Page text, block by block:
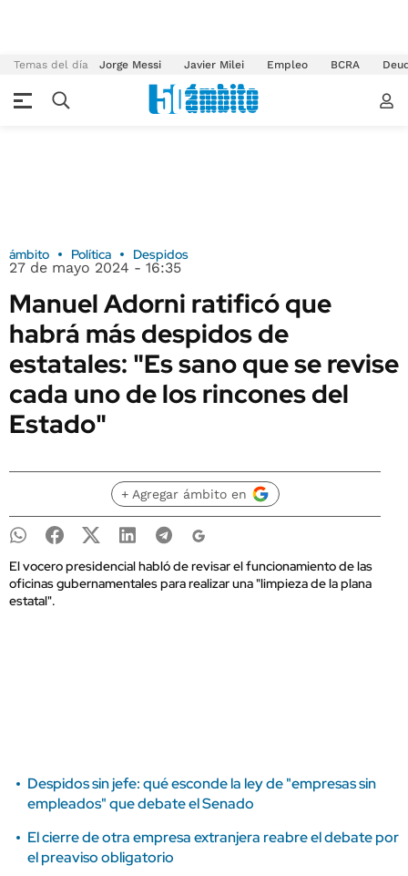
Temas del día Jorge Messi Javier Milei Empleo BCRA
ámbito Política Despidos
27 de mayo 2024 - 16:35
Manuel Adorni ratificó que
habrá más despidos de
estatales: "Es sano que se revise
cada uno de los rincones del
Estado"
+ Agregar ámbito en
El vocero presidencial habló de revisar el funcionamiento de las
oficinas gubernamentales para realizar una "limpieza de la plana
estatal".
Despidos sin jefe: qué esconde la ley de "empresas sin
empleados" que debate el Senado
El cierre de otra empresa extranjera reabre el debate por
el preaviso obligatorio